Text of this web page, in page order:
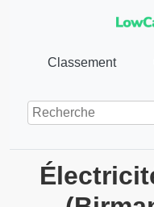
Classement